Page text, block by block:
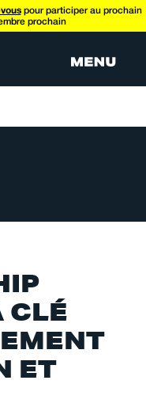
pour participer au prochain
prochain
CLÉ
ET